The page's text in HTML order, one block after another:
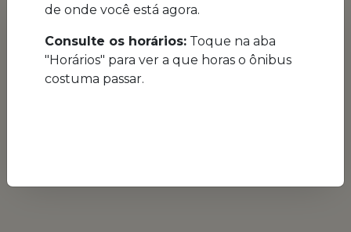
Controle sua privacidade
Nosso site utiliza cookies e tecnologias semelhantes
para aprimorar sua experiência de navegação e
fornecer recursos essenciais para a proteção de seus
dados.
de onde você está agora.
Consulte os horários: Toque na aba
"Horários" para ver a que horas o ônibus
costuma passar.